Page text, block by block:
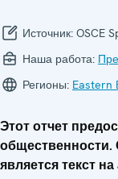
Источник: OSCE
Наша работа:
Регионы: Eastern
Этот отчет
общественности.
является текст